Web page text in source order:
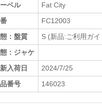
ベル
Fat City
FC12003
：盤質
S (新品:ご利用ガ
：ジャケ
入荷日
2024/7/25
番号
146023